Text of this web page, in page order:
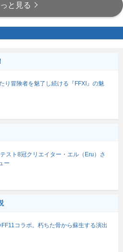
と見る
り冒険者を魅了し続ける『FFXI』の魅
スト8冠クリエイター・エル（Eru）さ
ー
コラボ。朽ちた骨から蘇生する演出